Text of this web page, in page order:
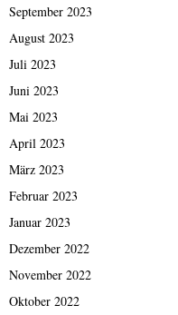
September 2023
August 2023
Juli 2023
Juni 2023
Mai 2023
April 2023
März 2023
Februar 2023
Januar 2023
Dezember 2022
November 2022
Oktober 2022